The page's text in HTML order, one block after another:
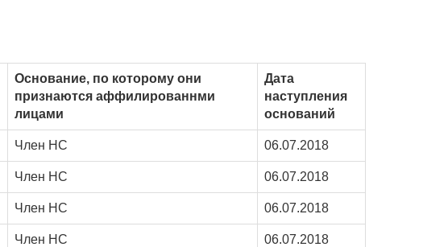
Основание, по которому они
признаются аффилированнми
лицами
Дата
наступления
оснований
Член НС 06.07.2018
Член НС 06.07.2018
Член НС 06.07.2018
Член НС 06.07.2018